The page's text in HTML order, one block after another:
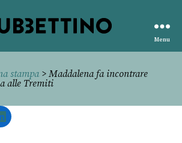
editore
Menu
stampa> Maddalena fa incontrare
alle Tremiti